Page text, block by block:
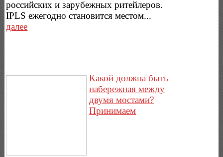
российских и зарубежных ритейлеров.
IPLS ежегодно становится местом...
далее
Какой должна быть
набережная между
двумя мостами?
Принимаем